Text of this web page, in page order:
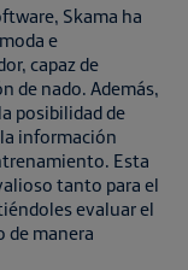
Skama ha
e
capaz de
de nado. Además,
posibilidad de
información
Esta
tanto para el
evaluar el
de manera